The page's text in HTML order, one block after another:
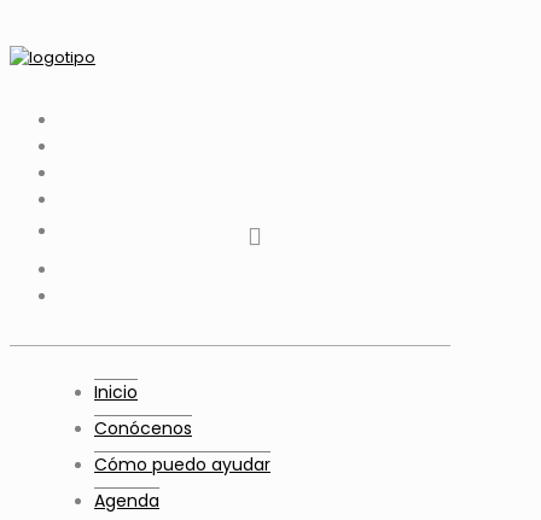
Youtube
Inicio
Conócenos
Cómo puedo ayudar
Agenda